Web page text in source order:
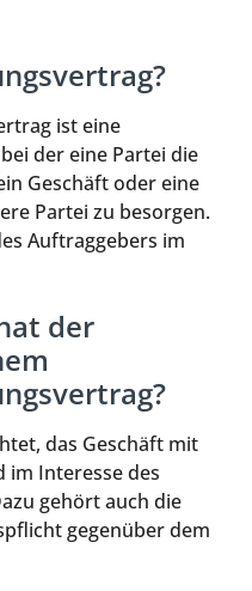
ist eine
der eine Partei die
Geschäft oder eine
Partei zu besorgen.
Auftraggebers im
der
das Geschäft mit
im Interesse des
gehört auch die
gegenüber dem